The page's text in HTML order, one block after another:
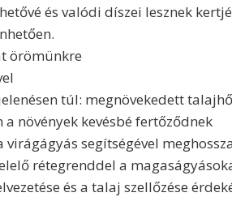
és valódi díszei lesznek
örömünkre
túl: megnövekedett
növények kevésbé fertőződnek
segítségével
rétegrenddel a
és a talaj szellőzése